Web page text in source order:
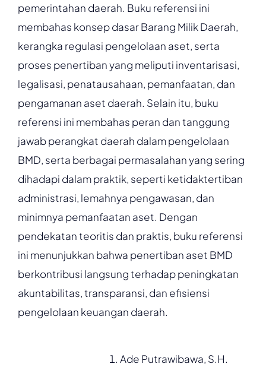
pemerintahan daerah. Buku referensi ini
membahas konsep dasar Barang Milik Daerah,
kerangka regulasi pengelolaan aset, serta
proses penertiban yang meliputi inventarisasi,
legalisasi, penatausahaan, pemanfaatan, dan
pengamanan aset daerah. Selain itu, buku
referensi ini membahas peran dan tanggung
jawab perangkat daerah dalam pengelolaan
BMD, serta berbagai permasalahan yang sering
dihadapi dalam praktik, seperti ketidaktertiban
administrasi, lemahnya pengawasan, dan
minimnya pemanfaatan aset. Dengan
pendekatan teoritis dan praktis, buku referensi
ini menunjukkan bahwa penertiban aset BMD
berkontribusi langsung terhadap peningkatan
akuntabilitas, transparansi, dan efisiensi
pengelolaan keuangan daerah.
Ade Putrawibawa, S.H.